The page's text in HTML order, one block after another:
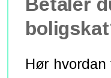
Betaler
Hør